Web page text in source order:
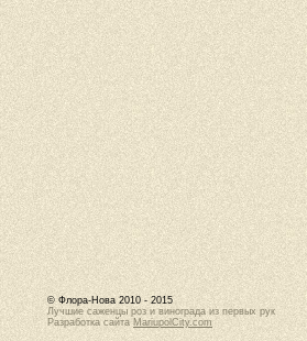
© Флора-Нова 2010 - 2015
Лучшие саженцы роз и винограда из первых рук
Разработка сайтаMariupolCity.com